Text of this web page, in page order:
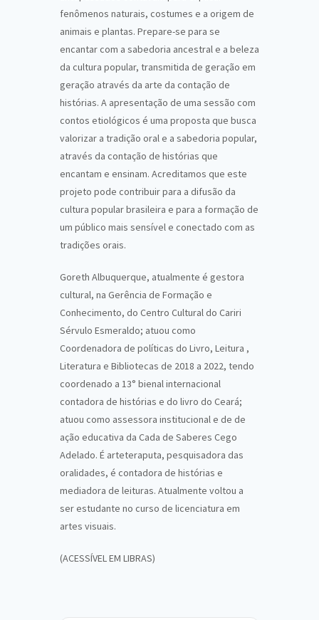
fenômenos naturais, costumes e a origem de
animais e plantas. Prepare-se para se
encantar com a sabedoria ancestral e a beleza
da cultura popular, transmitida de geração em
geração através da arte da contação de
histórias. A apresentação de uma sessão com
contos etiológicos é uma proposta que busca
valorizar a tradição oral e a sabedoria popular,
através da contação de histórias que
encantam e ensinam. Acreditamos que este
projeto pode contribuir para a difusão da
cultura popular brasileira e para a formação de
um público mais sensível e conectado com as
tradições orais.
Goreth Albuquerque, atualmente é gestora
cultural, na Gerência de Formação e
Conhecimento, do Centro Cultural do Cariri
Sérvulo Esmeraldo; atuou como
Coordenadora de políticas do Livro, Leitura ,
Literatura e Bibliotecas de 2018 a 2022, tendo
coordenado a 13° bienal internacional
contadora de histórias e do livro do Ceará;
atuou como assessora institucional e de de
ação educativa da Cada de Saberes Cego
Adelado. É arteteraputa, pesquisadora das
oralidades, é contadora de histórias e
mediadora de leituras. Atualmente voltou a
ser estudante no curso de licenciatura em
artes visuais.
(ACESSÍVEL EM LIBRAS)